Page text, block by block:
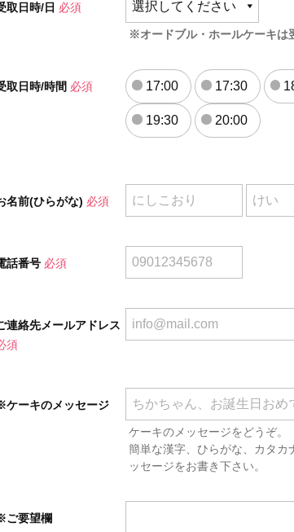
取日時/日 必須
※オードブル・ホールケーキは
取日時/時間 必須 17:00 17:30
19:30 20:00
名前(ひらがな) 必須
話番号 必須
連絡先メールアドレス
須
ケーキのメッセージ
ケーキのメッセージをどうぞ。
簡単な漢字、ひらがな、カタ
ッセージをお書き下さい。
ご要望欄